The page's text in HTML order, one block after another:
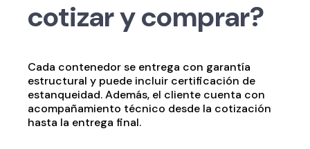
cotizar y comprar?
Cada contenedor se entrega con garantía
estructural y puede incluir certificación de
estanqueidad. Además, el cliente cuenta con
acompañamiento técnico desde la cotización
hasta la entrega final.